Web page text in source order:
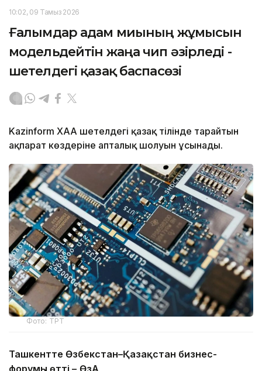
10:02, 09 Тамыз 2026
Ғалымдар адам миының жұмысын
модельдейтін жаңа чип әзірледі -
шетелдегі қазақ баспасөзі
Kazinform ХАА шетелдегі қазақ тілінде тарайтын
ақпарат көздеріне апталық шолуын ұсынады.
Фото: ТРТ
Ташкентте Өзбекстан–Қазақстан бизнес-
форумы өтті – ӨзА